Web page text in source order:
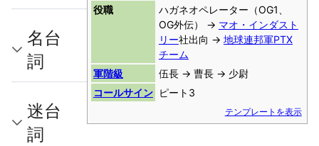
役職
ハガネオペレーター（OG1、
OG外伝） → マオ・インダスト
リー社出向 → 地球連邦軍PTX
チーム
軍階級
伍長 → 曹長 → 少尉
コールサイン ピート3
テンプレートを表示
名台
詞
迷台
詞